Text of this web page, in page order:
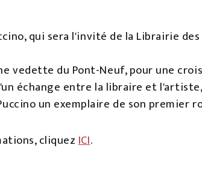
qui sera l'invité de la Librairie
vedette du Pont-Neuf, pour une
échange entre la libraire et
un exemplaire de son premier
cliquezICI.